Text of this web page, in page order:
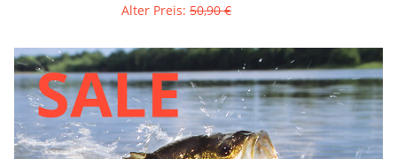
Alter Preis: 50,90 €